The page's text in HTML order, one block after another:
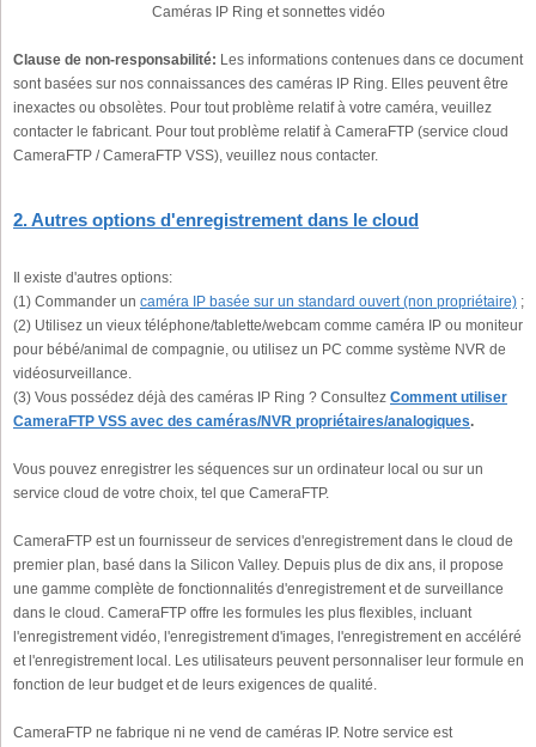
Caméras IP Ring et sonnettes vidéo
Clause de non-responsabilité: Les informations contenues dans ce document
sont basées sur nos connaissances des caméras IP Ring. Elles peuvent être
inexactes ou obsolètes. Pour tout problème relatif à votre caméra, veuillez
contacter le fabricant. Pour tout problème relatif à CameraFTP (service cloud
CameraFTP / CameraFTP VSS), veuillez nous contacter.
2. Autres options d'enregistrement dans le cloud
Il existe d'autres options:
(1) Commander un caméra IP basée sur un standard ouvert (non propriétaire) ;
(2) Utilisez un vieux téléphone/tablette/webcam comme caméra IP ou moniteur
pour bébé/animal de compagnie, ou utilisez un PC comme système NVR de
vidéosurveillance.
(3) Vous possédez déjà des caméras IP Ring ? Consultez Comment utiliser
CameraFTP VSS avec des caméras/NVR propriétaires/analogiques.
Vous pouvez enregistrer les séquences sur un ordinateur local ou sur un
service cloud de votre choix, tel que CameraFTP.
CameraFTP est un fournisseur de services d'enregistrement dans le cloud de
premier plan, basé dans la Silicon Valley. Depuis plus de dix ans, il propose
une gamme complète de fonctionnalités d'enregistrement et de surveillance
dans le cloud. CameraFTP offre les formules les plus flexibles, incluant
l'enregistrement vidéo, l'enregistrement d'images, l'enregistrement en accéléré
et l'enregistrement local. Les utilisateurs peuvent personnaliser leur formule en
fonction de leur budget et de leurs exigences de qualité.
CameraFTP ne fabrique ni ne vend de caméras IP. Notre service est